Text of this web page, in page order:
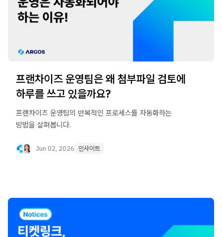
프랜차이즈 운영팀은 왜 첨부파일 검토에
하루를 쓰고 있을까요?
프랜차이즈 운영팀의 반복적인 프로세스를 자동화하는
방법을 살펴봅니다.
Jun 02, 2026 인사이트